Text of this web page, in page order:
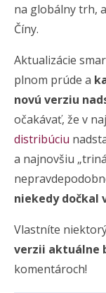
na globálny trh,
Číny.
Aktualizácie
plnom prúde a
novú verziu
očakávať, že v
distribúciu
a najnovšiu
niekedy dočkal
Vlastníte
verzii aktuálne
komentároch!